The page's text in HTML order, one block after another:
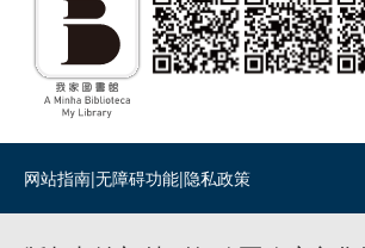
网站指南|无障碍功能|隐私政策